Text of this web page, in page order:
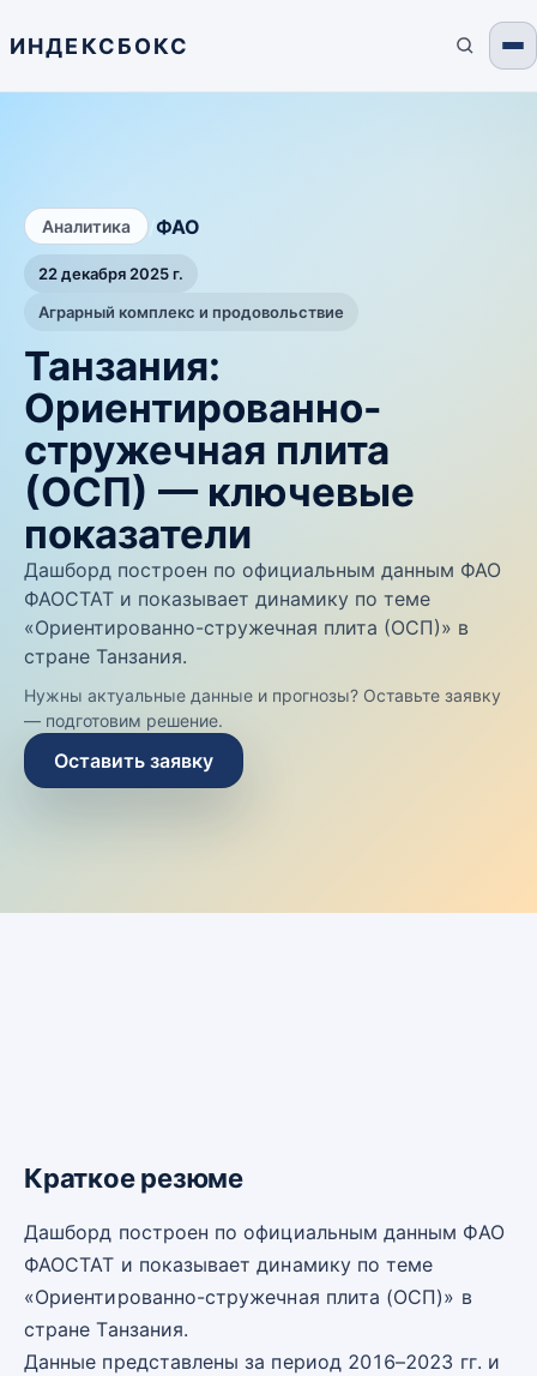
ИНДЕКСБОКС
Аналитика ФАО
22 декабря 2025 г.
Аграрный комплекс и продовольствие
Танзания:
Ориентированно-
стружечная плита
(ОСП) — ключевые
показатели
Дашборд построен по официальным данным ФАО
ФАОСТАТ и показывает динамику по теме
«Ориентированно-стружечная плита (ОСП)» в
стране Танзания.
Нужны актуальные данные и прогнозы? Оставьте заявку
— подготовим решение.
Оставить заявку
Краткое резюме
Дашборд построен по официальным данным ФАО
ФАОСТАТ и показывает динамику по теме
«Ориентированно-стружечная плита (ОСП)» в
стране Танзания.
Данные представлены за период 2016–2023 гг. и